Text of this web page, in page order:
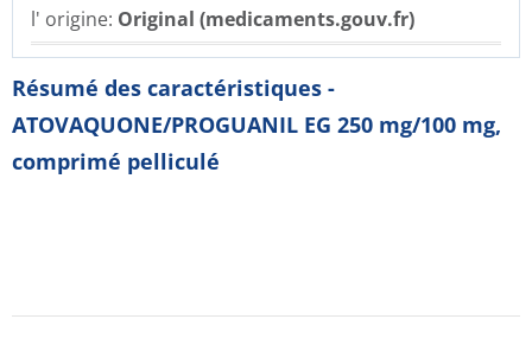
l' origine: Original (medicaments.gouv.fr)
Résumé des caractéristiques -
ATOVAQUONE/PROGUANIL EG 250 mg/100 mg,
comprimé pelliculé